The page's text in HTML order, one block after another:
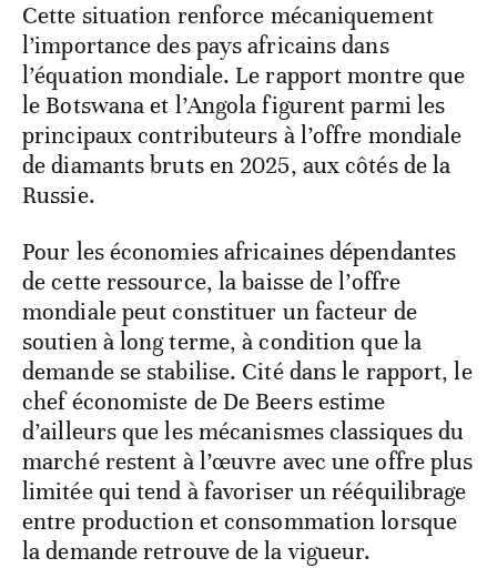
Cette situation renforce mécaniquement
l’importance des pays africains dans
l’équation mondiale. Le rapport montre que
le Botswana et l’Angola figurent parmi les
principaux contributeurs à l’offre mondiale
de diamants bruts en 2025, aux côtés de la
Russie.
Pour les économies africaines dépendantes
de cette ressource, la baisse de l’offre
mondiale peut constituer un facteur de
soutien à long terme, à condition que la
demande se stabilise. Cité dans le rapport, le
chef économiste de De Beers estime
d’ailleurs que les mécanismes classiques du
marché restent à l’œuvre avec une offre plus
limitée qui tend à favoriser un rééquilibrage
entre production et consommation lorsque
la demande retrouve de la vigueur.